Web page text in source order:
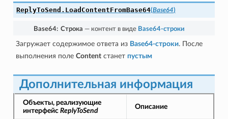
ReplyToSend. LoadContentFromBase64(Base64)
Base64: Строка — контент в виде Base64-строки
Загружает содержимое ответа из Base64-строки. После
выполнения поле Contentстанет пустым
Дополнительная информация
Объекты, реализующие
интерфейс ReplyToSend
Описание